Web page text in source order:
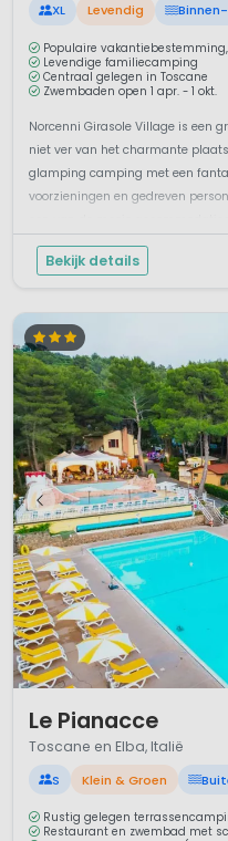
XL Levendig
Populaire
Levendige familiecamping
Centraal gelegen in Toscane
Zwembaden open 1 apr. - 1 okt.
Norcenni Girasole Village is een
niet ver van het charmante
glamping camping met een
voorzieningen en gedreven
comp...
Bekijk details
Le Pianacce
Toscane en Elba, Italië
S Klein & Groen
Rustig gelegen
Restaurant en zwembad met